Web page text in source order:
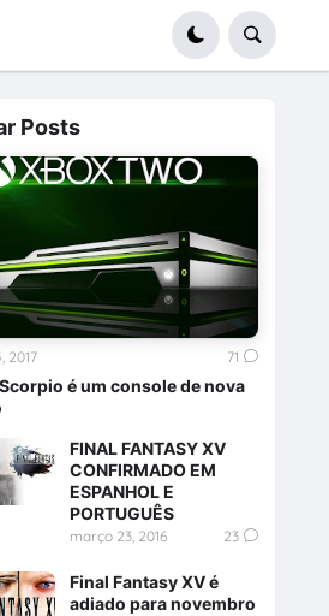
Posts
é um console de nova
2017 71
FINAL FANTASY XV
CONFIRMADO EM
ESPANHOL E
PORTUGUÊS
março 23, 2016 23
Final Fantasy XV é
adiado para novembro